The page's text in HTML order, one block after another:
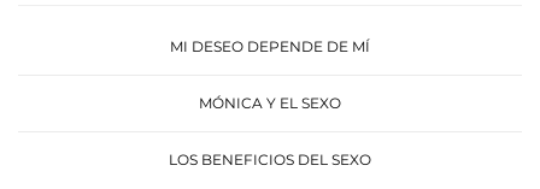
MI DESEO DEPENDE DE MÍ
MÓNICA Y EL SEXO
LOS BENEFICIOS DEL SEXO